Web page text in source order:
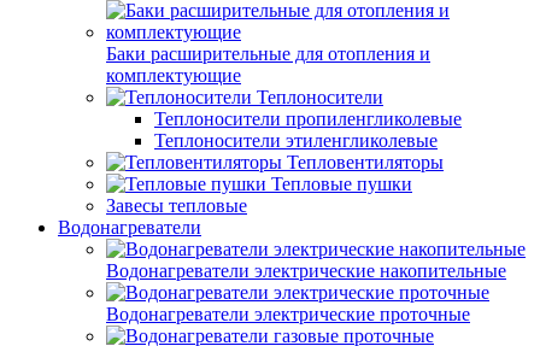
Баки расширительные для отопления и
комплектующие
Теплоносители
Теплоносители пропиленгликолевые
Теплоносители этиленгликолевые
Тепловентиляторы
Тепловые пушки
Завесы тепловые
Водонагреватели
Водонагреватели электрические накопительные
Водонагреватели электрические проточные